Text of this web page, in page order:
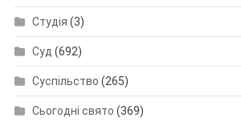
Студія (3)
Суд (692)
Суспільство (265)
Сьогодні свято (369)